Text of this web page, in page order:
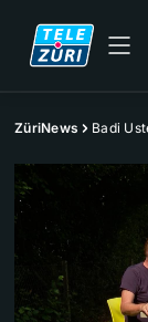
ZüriNews Badi